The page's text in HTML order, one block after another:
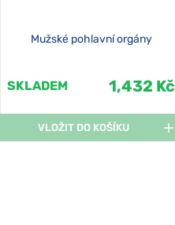
Mužské pohlavní orgány
SKLADEM 1,432 Kč
VLOŽIT DO KOŠÍKU